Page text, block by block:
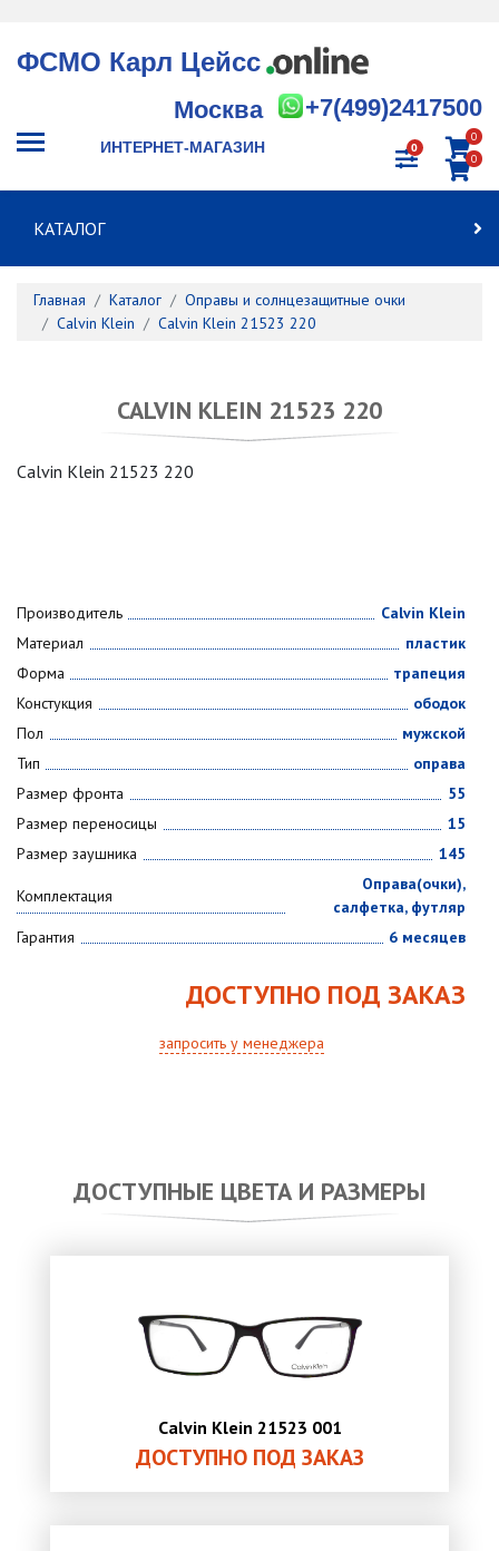
ФСМО Карл Цейсс
+7(499)2417500
Москва
ИНТЕРНЕТ-МАГАЗИН 0
0
0
КАТАЛОГ
Главная Каталог
Оправы и солнцезащитные очки
Calvin Klein
Calvin Klein 21523 220
CALVIN KLEIN 21523 220
Calvin Klein 21523 220
Производитель
Calvin Klein
Материал
пластик
Форма
трапеция
Констукция
ободок
Пол
мужской
Тип
оправа
Размер фронта
55
Размер переносицы
15
Размер заушника
145
Комплектация
Оправа(очки),
салфетка, футляр
Гарантия
6 месяцев
ДОСТУПНО ПОД ЗАКАЗ
запросить у менеджера
ДОСТУПНЫЕ ЦВЕТА И РАЗМЕРЫ
Calvin Klein 21523 001
ДОСТУПНО ПОД ЗАКАЗ